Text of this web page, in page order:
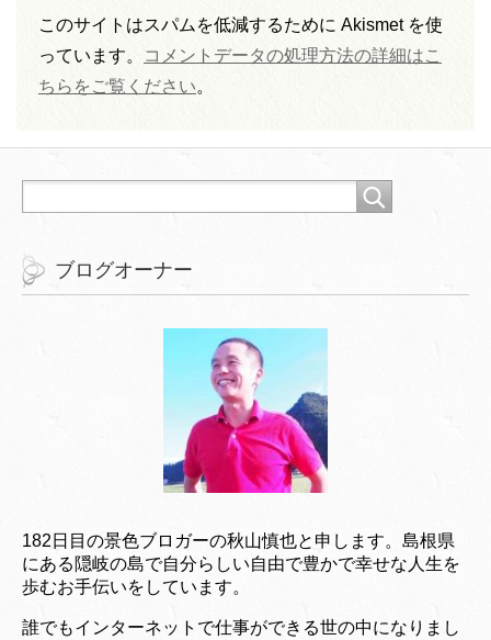
このサイトはスパムを低減するために Akismet を使
っています。
コメントデータの処理方法の詳細はこ
ちらをご覧ください。
ブログオーナー
182日目の景色ブロガーの秋山慎也と申します。島根県
にある隠岐の島で自分らしい自由で豊かで幸せな人生を
歩むお手伝いをしています。
誰でもインターネットで仕事ができる世の中になりまし